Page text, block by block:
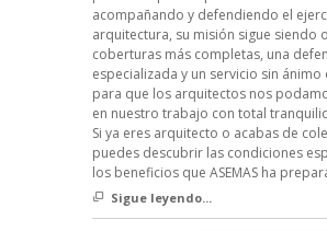
acompañando y defendiendo el
arquitectura, su misión sigue siendo
coberturas más completas, una
especializada y un servicio sin ánimo
para que los arquitectos nos
en nuestro trabajo con total
Si ya eres arquitecto o acabas de
puedes descubrir las condiciones
los beneficios que ASEMAS ha
Sigue leyendo...